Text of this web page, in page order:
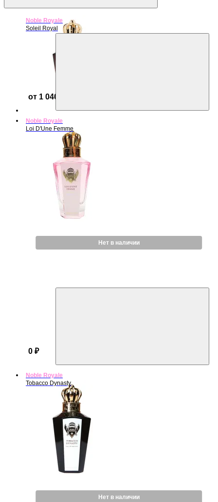
Noble Royale
Soleil Royal
от 1 040 ₽
Noble Royale
Loi D'Une Femme
Нет в наличии
0 ₽
Noble Royale
Tobacco Dynasty
Нет в наличии